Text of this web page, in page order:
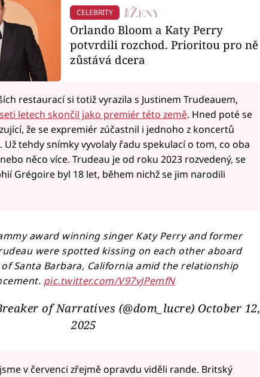
CELEBRITY
Orlando Bloom a Katy Perry
potvrdili rozchod. Prioritou pro ně
zůstává dcera
restaurací si totiž vyrazila s Justinem Trudeauem,
letech skončil jako premiér této země. Hned poté se
že se expremiér zúčastnil i jednoho z koncertů
Už tehdy snímky vyvolaly řadu spekulací o tom, co oba
něco více. Trudeau je od roku 2023 rozvedený, se
Grégoire byl 18 let, během nichž se jim narodili
award winning singer Katy Perry and former
were spotted kissing on each other aboard
Santa Barbara, California amid the relationship
pic.twitter.com/V97vJPemfN
of Narratives (@dom_lucre) October 12,
2025
v červenci zřejmě opravdu viděli rande. Britský